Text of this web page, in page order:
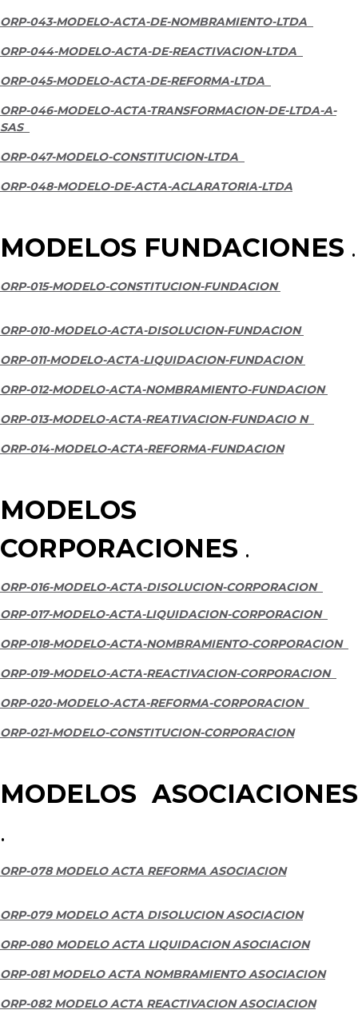
ORP-043-MODELO-ACTA-DE-NOMBRAMIENTO-LTDA
ORP-044-MODELO-ACTA-DE-REACTIVACION-LTDA
ORP-045-MODELO-ACTA-DE-REFORMA-LTDA
ORP-046-MODELO-ACTA-TRANSFORMACION-DE-LTDA-A-
SAS
ORP-047-MODELO-CONSTITUCION-LTDA
ORP-048-MODELO-DE-ACTA-ACLARATORIA-LTDA
MODELOS FUNDACIONES .
ORP-015-MODELO-CONSTITUCION-FUNDACION
ORP-010-MODELO-ACTA-DISOLUCION-FUNDACION
ORP-011-MODELO-ACTA-LIQUIDACION-FUNDACION
ORP-012-MODELO-ACTA-NOMBRAMIENTO-FUNDACION
ORP-013-MODELO-ACTA-REATIVACION-FUNDACIO N
ORP-014-MODELO-ACTA-REFORMA-FUNDACION
MODELOS
CORPORACIONES .
ORP-016-MODELO-ACTA-DISOLUCION-CORPORACION
ORP-017-MODELO-ACTA-LIQUIDACION-CORPORACION
ORP-018-MODELO-ACTA-NOMBRAMIENTO-CORPORACION
ORP-019-MODELO-ACTA-REACTIVACION-CORPORACION
ORP-020-MODELO-ACTA-REFORMA-CORPORACION
ORP-021-MODELO-CONSTITUCION-CORPORACION
MODELOS ASOCIACIONES
.
ORP-078 MODELO ACTA REFORMA ASOCIACION
ORP-079 MODELO ACTA DISOLUCION ASOCIACION
ORP-080 MODELO ACTA LIQUIDACION ASOCIACION
ORP-081 MODELO ACTA NOMBRAMIENTO ASOCIACION
ORP-082 MODELO ACTA REACTIVACION ASOCIACION